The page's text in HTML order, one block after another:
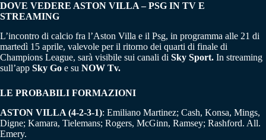
DOVE VEDERE ASTON VILLA – PSG IN TV E
STREAMING
L’incontro di calcio fra l’Aston Villa e il Psg, in programma alle 21 di
martedì 15 aprile, valevole per il ritorno dei quarti di finale di
Champions League, sarà visibile sui canali di Sky Sport. In streaming
sull’app Sky Go e su NOW Tv.
LE PROBABILI FORMAZIONI
ASTON VILLA (4-2-3-1): Emiliano Martinez; Cash, Konsa, Mings,
Digne; Kamara, Tielemans; Rogers, McGinn, Ramsey; Rashford. All.
Emery.